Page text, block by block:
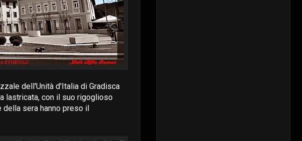
dell'Unità d'Italia di Gradisca
lastricata, con il suo rigoglioso
sera hanno preso il